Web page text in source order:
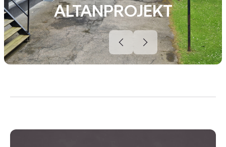
ALTANPROJEKT